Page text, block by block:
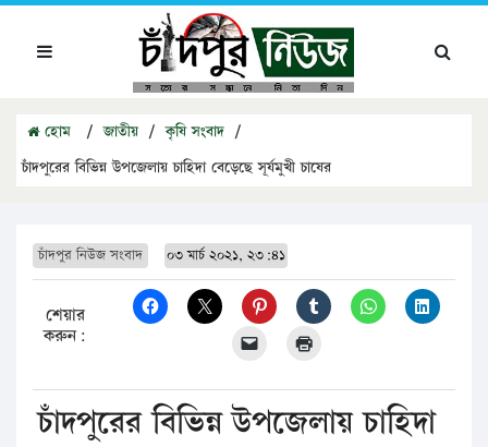
হোম / জাতীয় / কৃষি সংবাদ /
চাঁদপুরের বিভিন্ন উপজেলায় চাহিদা বেড়েছে সূর্যমুখী চাষের
চাঁদপুর নিউজ সংবাদ ০৩ মার্চ ২০২১, ২৩:৪১
শেয়ার
করুন:
চাঁদপুরের বিভিন্ন উপজেলায় চাহিদা